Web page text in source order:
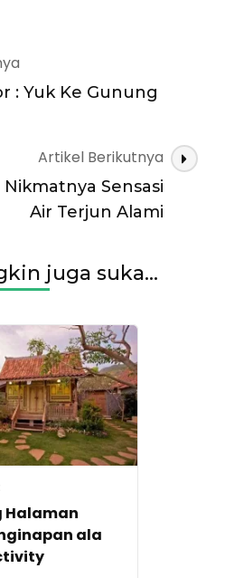
Ditempat
: Yuk Ke Gunung
Artikel Berikutnya
Sensasi
Air Terjun Alami
juga suka...
Halaman
ala